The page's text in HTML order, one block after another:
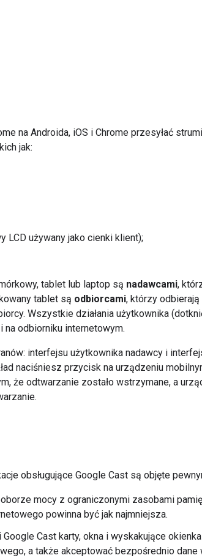
na Androida, iOS i Chrome przesyłać
jak:
LCD używany jako cienki klient);
tablet lub laptop są nadawcami,
tablet są odbiorcami, którzy
Wszystkie działania użytkownika
na odbiorniku internetowym.
interfejsu użytkownika nadawcy i
naciśniesz przycisk na urządzeniu
że odtwarzanie zostało wstrzymane, a
obsługujące Google Cast są objęte
mocy z ograniczonymi zasobami
powinna być jak najmniejsza.
Google Cast karty, okna i wyskakujące
a także akceptować bezpośrednio